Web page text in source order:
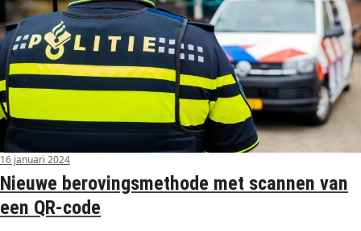
16 januari 2024
Nieuwe berovingsmethode met scannen van
een QR-code